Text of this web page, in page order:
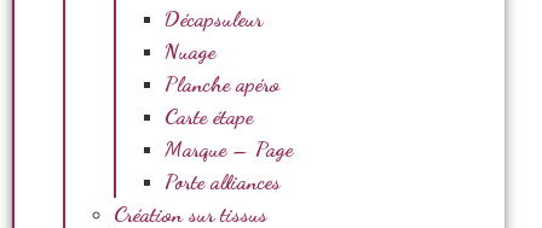
Décapsuleur
Nuage
Planche apéro
Carte étape
Marque – Page
Porte alliances
Création sur tissus